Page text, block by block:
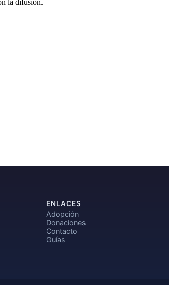
la difusión.
ENLACES
Adopción
Donaciones
Contacto
Guías